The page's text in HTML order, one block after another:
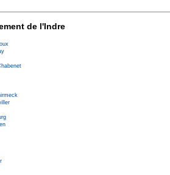
de l'Indre